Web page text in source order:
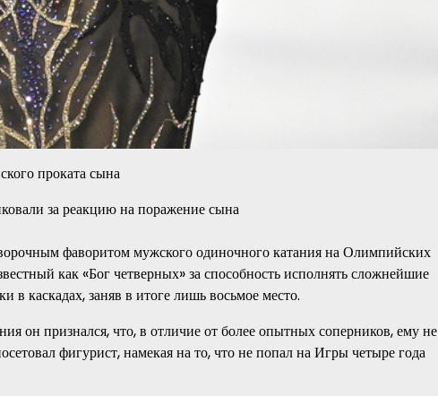
проката сына
фаворитом мужского одиночного катания на Олимпийских
как «Бог четверных» за способность исполнять сложнейшие
каскадах, заняв в итоге лишь восьмое место.
он признался, что, в отличие от более опытных соперников, ему не
фигурист, намекая на то, что не попал на Игры четыре года